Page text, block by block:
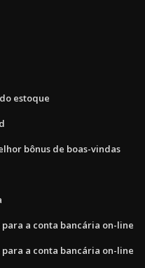
estoque
bônus de boas-vindas
a conta bancária on-line
a conta bancária on-line